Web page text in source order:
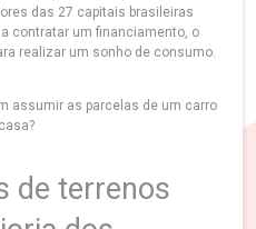
das 27 capitais brasileiras
contratar um financiamento, o
realizar um sonho de consumo.
assumir as parcelas de um carro
de terrenos